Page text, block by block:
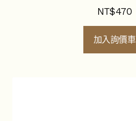
NT$470
加入詢價車